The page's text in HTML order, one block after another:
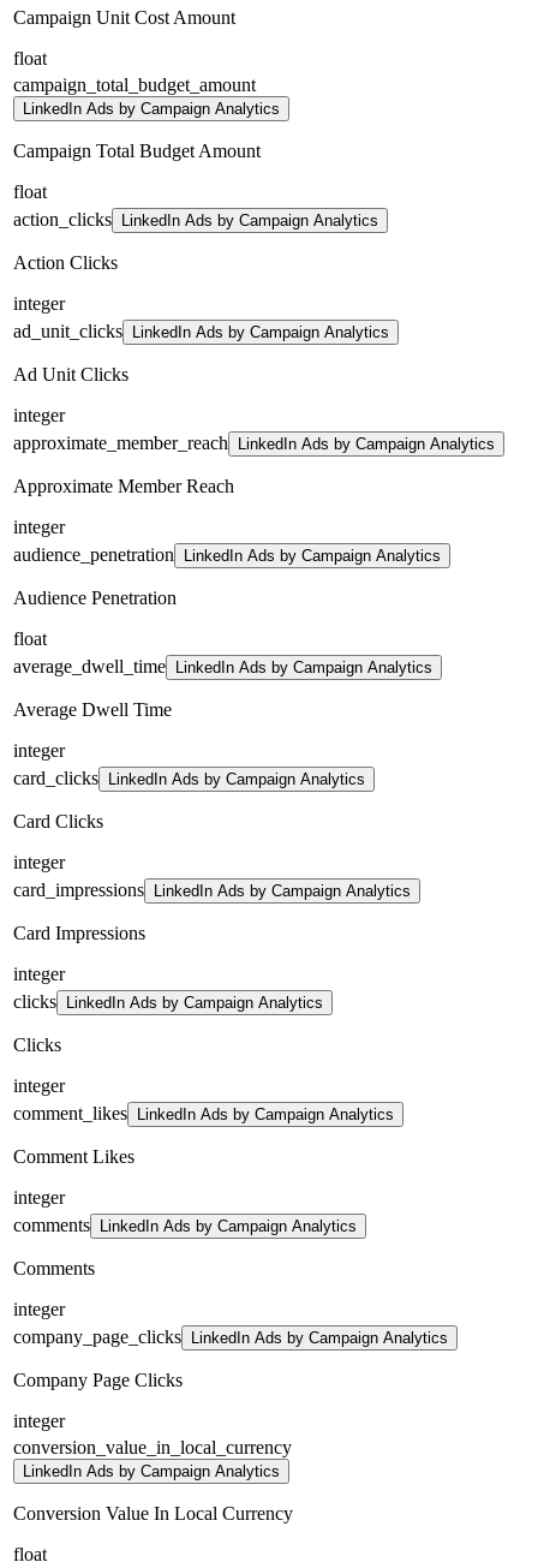
Campaign Unit Cost Amount
float
campaign_total_budget_amount
LinkedIn Ads by Campaign Analytics
Campaign Total Budget Amount
float
action_clicks
LinkedIn Ads by Campaign Analytics
Action Clicks
integer
ad_unit_clicks
LinkedIn Ads by Campaign Analytics
Ad Unit Clicks
integer
approximate_member_reach
LinkedIn Ads by Campaign Analytics
Approximate Member Reach
integer
audience_penetration
LinkedIn Ads by Campaign Analytics
Audience Penetration
float
average_dwell_time
LinkedIn Ads by Campaign Analytics
Average Dwell Time
integer
card_clicks
LinkedIn Ads by Campaign Analytics
Card Clicks
integer
card_impressions
LinkedIn Ads by Campaign Analytics
Card Impressions
integer
clicks
LinkedIn Ads by Campaign Analytics
Clicks
integer
comment_likes
LinkedIn Ads by Campaign Analytics
Comment Likes
integer
comments
LinkedIn Ads by Campaign Analytics
Comments
integer
company_page_clicks
LinkedIn Ads by Campaign Analytics
Company Page Clicks
integer
conversion_value_in_local_currency
LinkedIn Ads by Campaign Analytics
Conversion Value In Local Currency
float